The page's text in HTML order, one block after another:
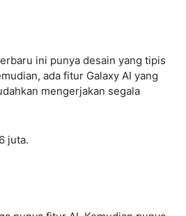
ini punya desain yang tipis
ada fitur Galaxy AI yang
mengerjakan segala
juta.